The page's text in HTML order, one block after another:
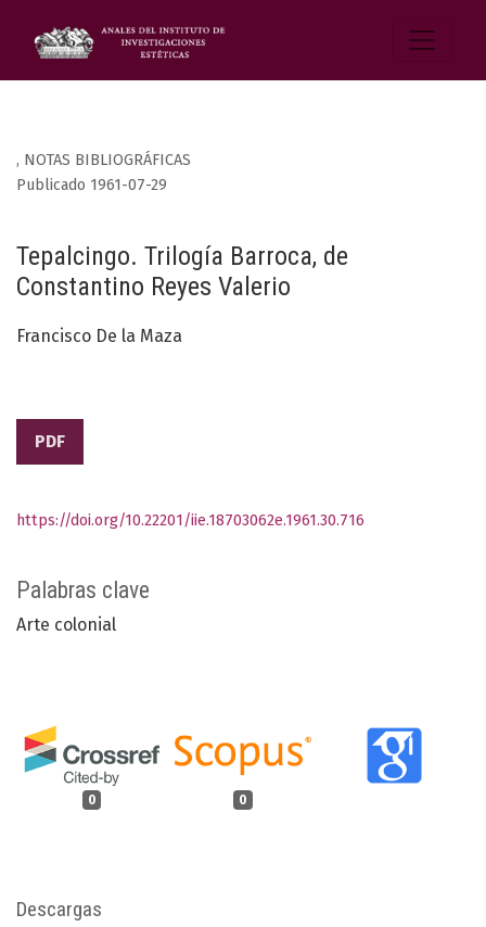
, NOTAS BIBLIOGRÁFICAS
Tepalcingo. Trilogía Barroca, de
Constantino Reyes Valerio
Publicado 1961-07-29
Francisco De la Maza
PDF
Palabras clave
Arte colonial
0 0
https://doi.org/10.22201/iie.18703062e.1961.30.716
Descargas